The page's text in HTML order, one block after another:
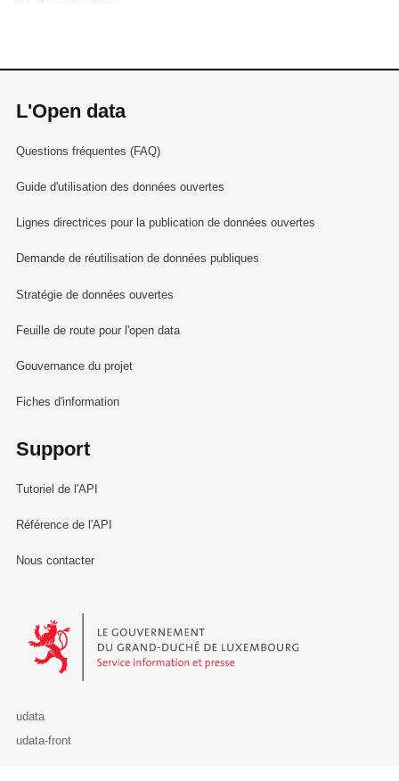
L'Open data
Questions fréquentes (FAQ)
Guide d'utilisation des données ouvertes
Lignes directrices pour la publication de données ouvertes
Demande de réutilisation de données publiques
Stratégie de données ouvertes
Feuille de route pour l'open data
Gouvernance du projet
Fiches d'information
Support
Tutoriel de l'API
Référence de l'API
Nous contacter
Le Gouvernement du Grand-Duché de Luxembourg - Service
udata
udata-front